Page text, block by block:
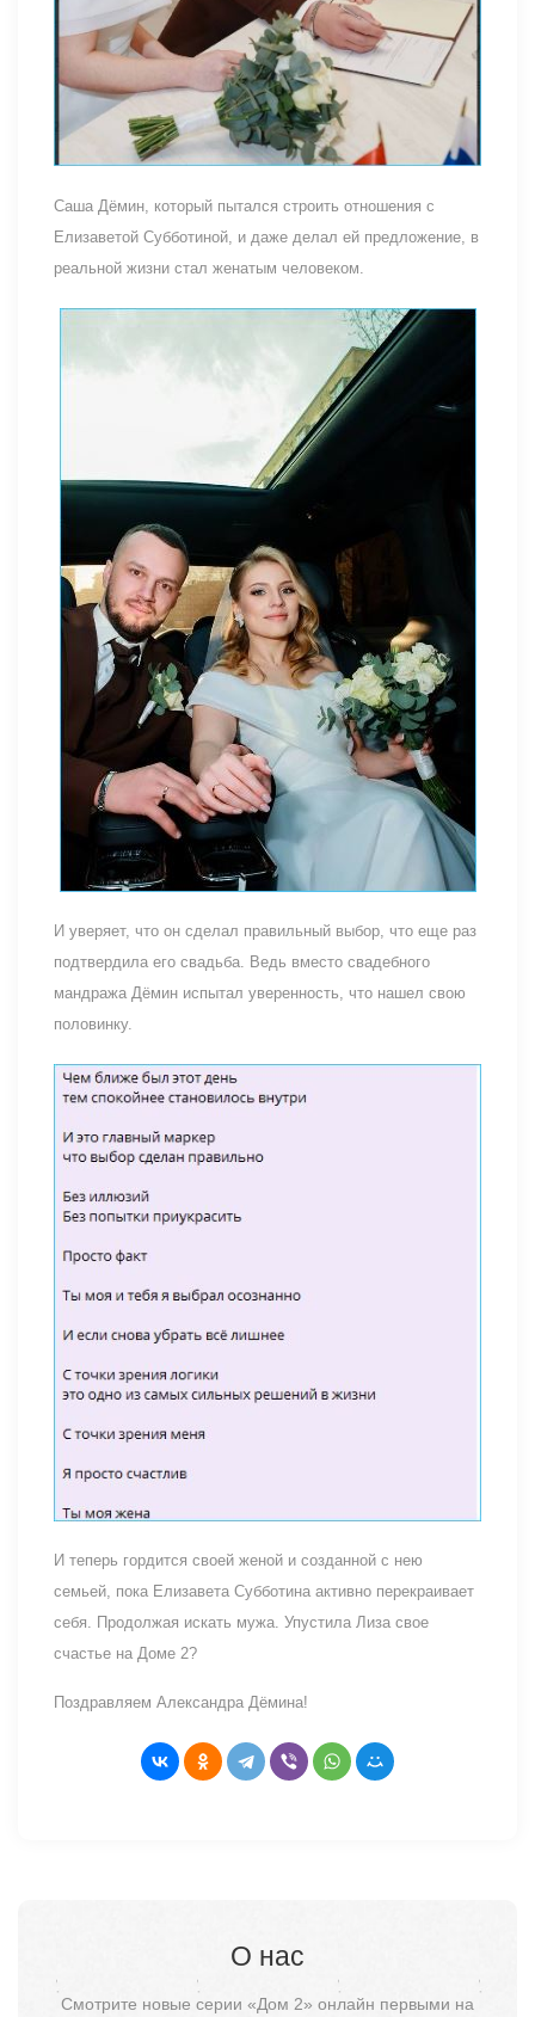
Саша Дёмин, который пытался строить отношения с
Елизаветой Субботиной, и даже делал ей предложение, в
реальной жизни стал женатым человеком.
И уверяет, что он сделал правильный выбор, что еще раз
подтвердила его свадьба. Ведь вместо свадебного
мандража Дёмин испытал уверенность, что нашел свою
половинку.
И теперь гордится своей женой и созданной с нею
семьей, пока Елизавета Субботина активно перекраивает
себя. Продолжая искать мужа. Упустила Лиза свое
счастье на Доме 2?
Поздравляем Александра Дёмина!
О нас
Смотрите новые серии «Дом 2» онлайн первыми на